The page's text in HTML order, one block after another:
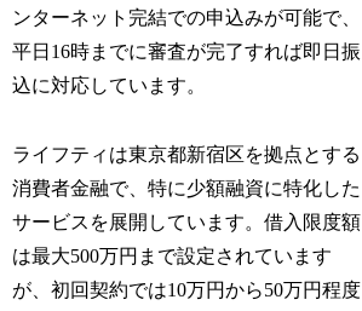
ンターネット完結での申込みが可能で、
平日16時までに審査が完了すれば即日振
込に対応しています。
ライフティは東京都新宿区を拠点とする
消費者金融で、特に少額融資に特化した
サービスを展開しています。借入限度額
は最大500万円まで設定されています
が、初回契約では10万円から50万円程度